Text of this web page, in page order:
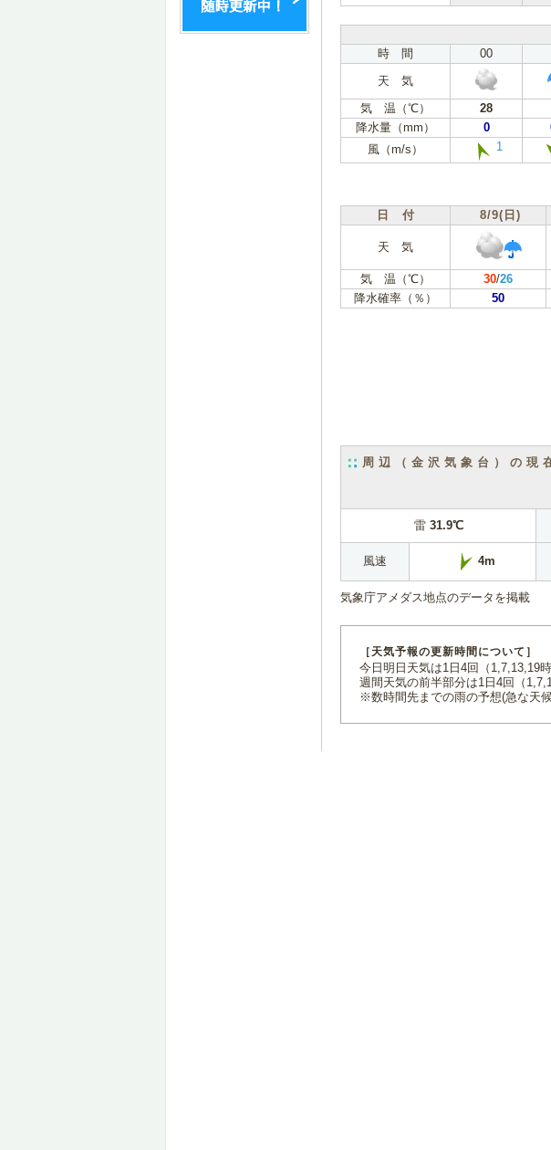
時 間
00
天 気
気 温（℃）
28
降水量（mm）
0
風（m/s）
1
日 付 8/9(日)
天 気
気 温（℃） 30/26
降水確率（％）
50
周辺（金沢気象台）の現
雷 31.9℃
風速 4m
気象庁アメダス地点のデータを掲載
［天気予報の更新時間について］
今日明日天気は1日4回（1,7,13,19
週間天気の前半部分は1日4回（
※数時間先までの雨の予想(急な天